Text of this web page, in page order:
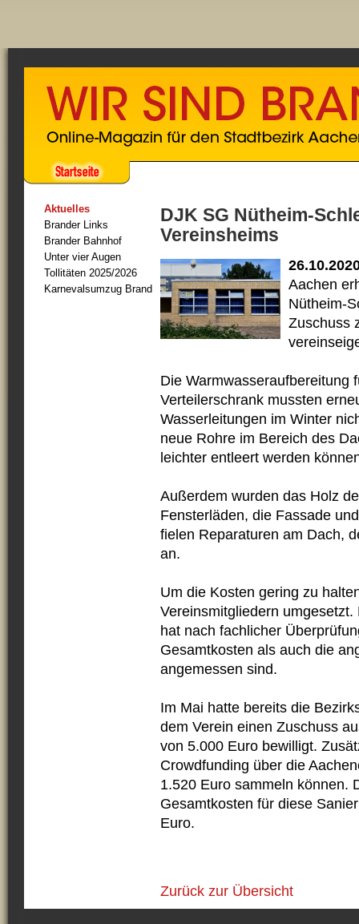
Aktuelles
Brander Links
Brander Bahnhof
Unter vier Augen
Tollitäten 2025/2026
Karnevalsumzug Brand
DJK SG Nütheim-
Vereinsheims
Aachen
Nütheim-
Zuschuss
Die Warmwasseraufbereitung
Verteilerschrank mussten
Wasserleitungen im Winter
neue Rohre im Bereich des
leichter entleert werden
Außerdem wurden das Holz
Fensterläden, die Fassade
fielen Reparaturen am Dach,
an.
Um die Kosten gering zu
Vereinsmitgliedern
hat nach fachlicher
Gesamtkosten als auch die
angemessen sind.
Im Mai hatte bereits die
dem Verein einen Zuschuss
von 5.000 Euro bewilligt.
Crowdfunding über die
1.520 Euro sammeln können.
Gesamtkosten für diese
Euro.
Zurück zur Übersicht